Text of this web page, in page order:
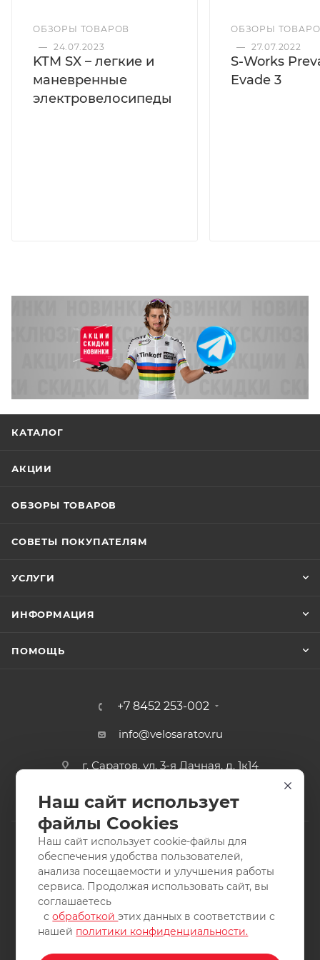
ОБЗОРЫ ТОВАРОВ
— 24.07.2023
KTM SX – легкие и
маневренные
электровелосипеды
ОБЗОРЫ
— 27.07.2022
S-Works
Evade 3
КАТАЛОГ
АКЦИИ
ОБЗОРЫ ТОВАРОВ
СОВЕТЫ ПОКУПАТЕЛЯМ
УСЛУГИ
ИНФОРМАЦИЯ
ПОМОЩЬ
+7 8452 253-002
info@velosaratov.ru
г. Саратов, ул. 3-я Дачная, д. 1к14
2011-2026 © интернет-магазин спортивных товаров
ВелоСаратов. Не является публичной офертой. Все права
защищены. Заимствование материалов и фотографий
запрещено.
Наш сайт использует
файлы Cookies
Наш сайт использует cookie-файлы для
обеспечения удобства пользователей,
анализа посещаемости и улучшения работы
сервиса. Продолжая использовать сайт, вы
соглашаетесь
собработкойэтих данных в соответствии с
нашей политики конфиденциальности.